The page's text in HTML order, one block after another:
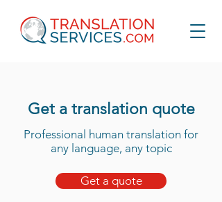
Get a translation quote
Professional human translation for
any language, any topic
Get a quote